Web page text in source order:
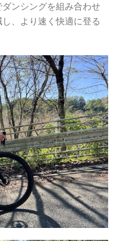
ンシングを組み合わせ
、より速く快適に登る